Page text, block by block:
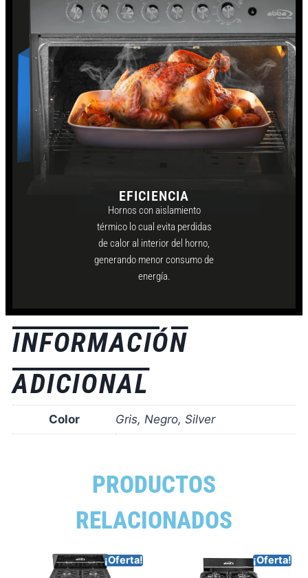
EFICIENCIA
Hornos con aislamiento
térmico lo cual evita perdidas
de calor al interior del horno,
generando menor consumo de
energía.
INFORMACIÓN
ADICIONAL
Color Gris, Negro, Silver
PRODUCTOS
RELACIONADOS
¡Oferta! ¡Oferta!